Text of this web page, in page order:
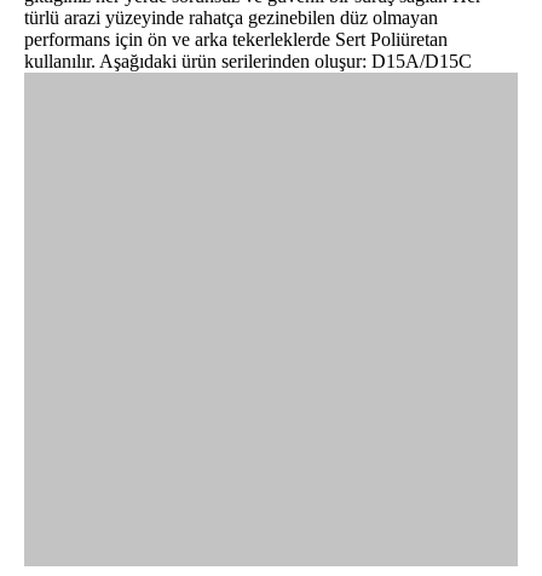
türlü arazi yüzeyinde rahatça gezinebilen düz olmayan
performans için ön ve arka tekerleklerde Sert Poliüretan
kullanılır. Aşağıdaki ürün serilerinden oluşur: D15A/D15C